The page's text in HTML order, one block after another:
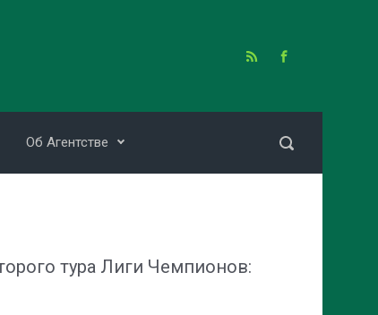
Об Агентстве
тура Лиги Чемпионов: